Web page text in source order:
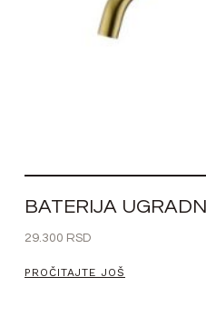
BATERIJA
29.300 RSD
PROČITAJTE JOŠ